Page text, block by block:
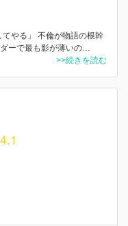
てやる」 不倫が物語の根幹
ーで最も影が薄いの…
>>続きを読む
4.1